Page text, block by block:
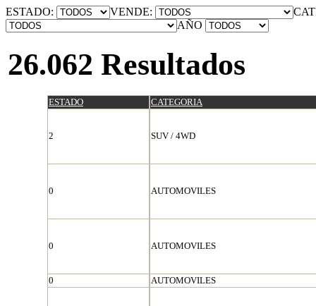
ESTADO: VENDE:
AÑO
26.062 Resultados
ESTADO CATEGORIA
2 SUV / 4WD
0 AUTOMOVILES
0 AUTOMOVILES
0 AUTOMOVILES